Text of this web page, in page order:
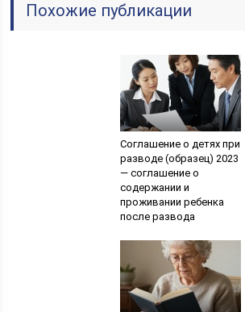
Похожие публикации
Cоглашение о детях при
разводе (образец) 2023
— соглашение о
содержании и
проживании ребенка
после развода